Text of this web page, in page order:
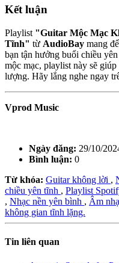
Kết luận
Playlist "Guitar Mộc Mạc
Tĩnh" từ AudioBay mang
bạn tận hưởng buổi chiều
mộc mạc, playlist này sẽ
lượng. Hãy lắng nghe ngay
Vprod Music
Ngày đăng: 29/10/
Bình luận: 0
Từ khóa: Guitar không lời ,
chiều yên tĩnh , Playlist
, Nhạc nền yên bình , Âm
không gian tĩnh lặng.
Tin liên quan